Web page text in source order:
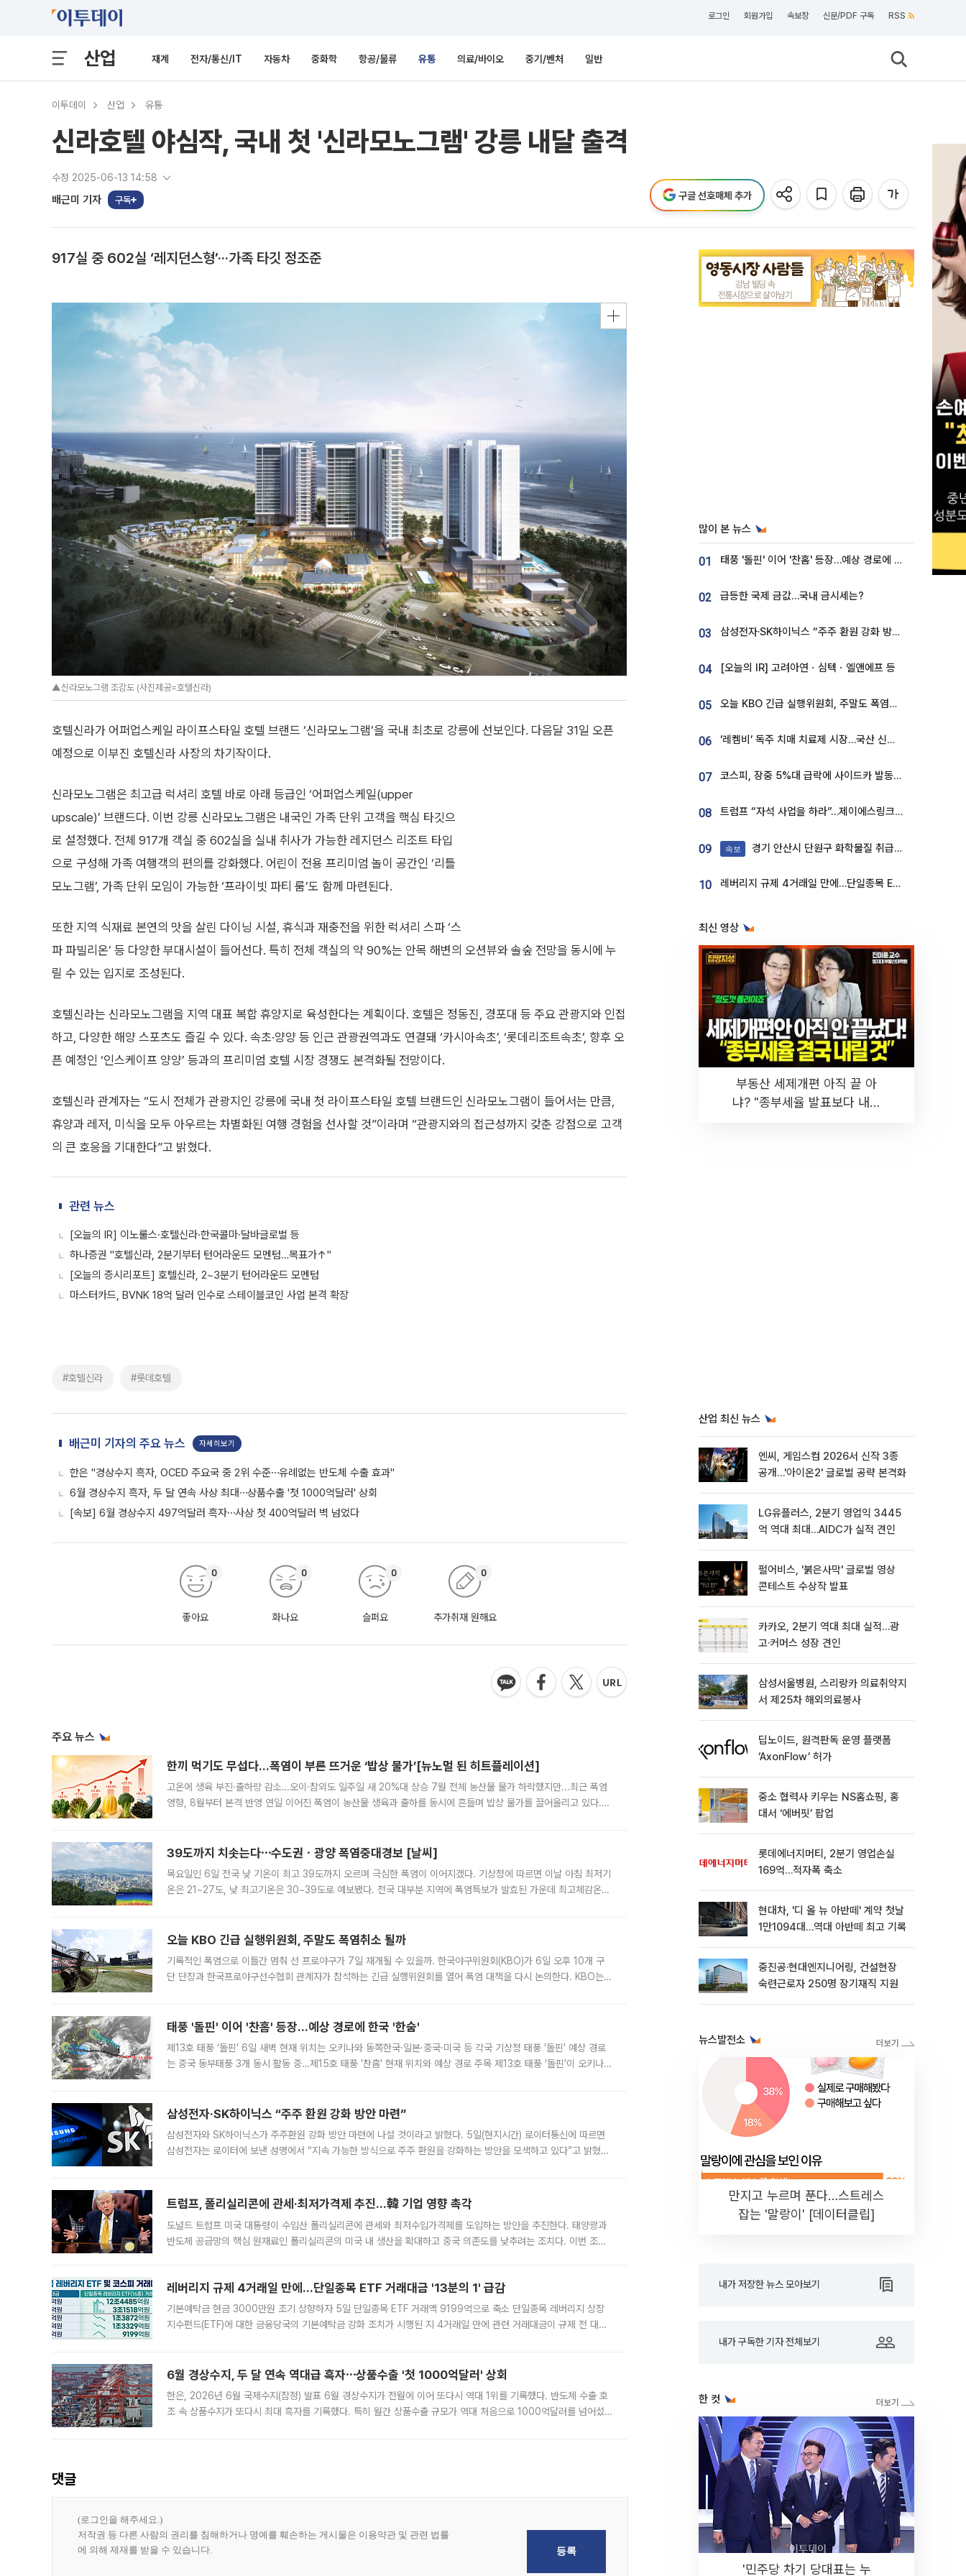
로그인 회원가입 속보창 신문/PDF 구독 RSS
산업 재계 전자/통신/IT 자동차 중화학 항공/물류 유통 의료/바이오 중기/벤처 일반
이투데이 산업 유통
신라호텔 야심작, 국내 첫 '신라모노그램' 강릉 내달 출격
수정 2025-06-13 14:58
배근미 기자 구독 구글 선호매체 추가
917실 중 602실 ‘레지던스형’···가족 타깃 정조준
▲신라모노그램 조감도 (사진제공=호텔신라)
호텔신라가 어퍼업스케일 라이프스타일 호텔 브랜드 ‘신라모노그램’을 국내 최초로 강릉에 선보인다. 다음달 31일 오픈
예정으로 이부진 호텔신라 사장의 차기작이다.
신라모노그램은 최고급 럭셔리 호텔 바로 아래 등급인 ‘어퍼업스케일(upper
upscale)’ 브랜드다. 이번 강릉 신라모노그램은 내국인 가족 단위 고객을 핵심 타깃으
로 설정했다. 전체 917개 객실 중 602실을 실내 취사가 가능한 레지던스 리조트 타입
으로 구성해 가족 여행객의 편의를 강화했다. 어린이 전용 프리미엄 놀이 공간인 ‘리틀
모노그램’, 가족 단위 모임이 가능한 ‘프라이빗 파티 룸’도 함께 마련된다.
또한 지역 식재료 본연의 맛을 살린 다이닝 시설, 휴식과 재충전을 위한 럭셔리 스파 ‘스
파 파빌리온’ 등 다양한 부대시설이 들어선다. 특히 전체 객실의 약 90%는 안목 해변의 오션뷰와 솔숲 전망을 동시에 누
릴 수 있는 입지로 조성된다.
호텔신라는 신라모노그램을 지역 대표 복합 휴양지로 육성한다는 계획이다. 호텔은 정동진, 경포대 등 주요 관광지와 인접
하고, 다양한 해양 스포츠도 즐길 수 있다. 속초·양양 등 인근 관광권역과도 연결돼 ‘카시아속초’, ‘롯데리조트속초’, 향후 오
픈 예정인 ‘인스케이프 양양’ 등과의 프리미엄 호텔 시장 경쟁도 본격화될 전망이다.
호텔신라 관계자는 “도시 전체가 관광지인 강릉에 국내 첫 라이프스타일 호텔 브랜드인 신라모노그램이 들어서는 만큼,
휴양과 레저, 미식을 모두 아우르는 차별화된 여행 경험을 선사할 것”이라며 “관광지와의 접근성까지 갖춘 강점으로 고객
의 큰 호응을 기대한다”고 밝혔다.
관련 뉴스
[오늘의 IR] 이노룰스·호텔신라·한국콜마·달바글로벌 등
하나증권 "호텔신라, 2분기부터 턴어라운드 모멘텀…목표가↑"
[오늘의 증시리포트] 호텔신라, 2~3분기 턴어라운드 모멘텀
마스터카드, BVNK 18억 달러 인수로 스테이블코인 사업 본격 확장
#호텔신라 #롯데호텔
배근미 기자의 주요 뉴스 자세히보기
한은 "경상수지 흑자, OCED 주요국 중 2위 수준⋯유례없는 반도체 수출 효과"
6월 경상수지 흑자, 두 달 연속 사상 최대⋯상품수출 '첫 1000억달러' 상회
[속보] 6월 경상수지 497억달러 흑자⋯사상 첫 400억달러 벽 넘었다
좋아요
0
화나요
0
슬퍼요
0
추가취재 원해요
0
주요 뉴스
한끼 먹기도 무섭다...폭염이 부른 뜨거운 ‘밥상 물가’[뉴노멀 된 히트플레이션]
고온에 생육 부진·출하량 감소…오이·참외도 일주일 새 20%대 상승 7월 전체 농산물 물가 하락했지만...최근 폭염
영향, 8월부터 본격 반영 연일 이어진 폭염이 농산물 생육과 출하를 동시에 흔들며 밥상 물가를 끌어올리고 있다.
39도까지 치솟는다⋯수도권ㆍ광양 폭염중대경보 [날씨]
목요일인 6일 전국 낮 기온이 최고 39도까지 오르며 극심한 폭염이 이어지겠다. 기상청에 따르면 이날 아침 최저기
온은 21~27도, 낮 최고기온은 30~39도로 예보됐다. 전국 대부분 지역에 폭염특보가 발효된 가운데 최고체감온도
오늘 KBO 긴급 실행위원회, 주말도 폭염취소 될까
기록적인 폭염으로 이틀간 멈춰 선 프로야구가 7일 재개될 수 있을까. 한국야구위원회(KBO)가 6일 오후 10개 구
단 단장과 한국프로야구선수협회 관계자가 참석하는 긴급 실행위원회를 열어 폭염 대책을 다시 논의한다. KBO는
태풍 '돌핀' 이어 '찬홈' 등장…예상 경로에 한국 '한숨'
제13호 태풍 ‘돌핀’ 6일 새벽 현재 위치는 오키나와 동쪽한국·일본·중국·미국 등 각국 기상청 태풍 '돌핀' 예상 경로
는 중국 동부태풍 3개 동시 활동 중…제15호 태풍 '찬홈' 현재 위치와 예상 경로 주목 제13호 태풍 ‘돌핀’이 오키나와
삼성전자·SK하이닉스 “주주 환원 강화 방안 마련”
삼성전자와 SK하이닉스가 주주환원 강화 방안 마련에 나설 것이라고 밝혔다. 5일(현지시간) 로이터통신에 따르면
삼성전자는 로이터에 보낸 성명에서 “지속 가능한 방식으로 주주 환원을 강화하는 방안을 모색하고 있다”고 밝혔다.
트럼프, 폴리실리콘에 관세·최저가격제 추진…韓 기업 영향 촉각
도널드 트럼프 미국 대통령이 수입산 폴리실리콘에 관세와 최저수입가격제를 도입하는 방안을 추진한다. 태양광과
반도체 공급망의 핵심 원재료인 폴리실리콘의 미국 내 생산을 확대하고 중국 의존도를 낮추려는 조치다. 이번 조처
레버리지 규제 4거래일 만에…단일종목 ETF 거래대금 '13분의 1' 급감
기본예탁금 현금 3000만원 조기 상향하자 5일 단일종목 ETF 거래액 9199억으로 축소 단일종목 레버리지 상장
지수펀드(ETF)에 대한 금융당국의 기본예탁금 강화 조치가 시행된 지 4거래일 만에 관련 거래대금이 규제 전 대비
6월 경상수지, 두 달 연속 역대급 흑자⋯상품수출 '첫 1000억달러' 상회
한은, 2026년 6월 국제수지(잠정) 발표 6월 경상수지가 전월에 이어 또다시 역대 1위를 기록했다. 반도체 수출 호
조 속 상품수지가 또다시 최대 흑자를 기록했다. 특히 월간 상품수출 규모가 역대 처음으로 1000억달러를 넘어섰
댓글
많이 본 뉴스
01 태풍 '돌핀' 이어 '찬홈' 등장…예상 경로에 한국 '한숨'
02 급등한 국제 금값…국내 금시세는?
03 삼성전자·SK하이닉스 “주주 환원 강화 방안 마련”
04 [오늘의 IR] 고려아연ㆍ심텍ㆍ엘앤에프 등
05 오늘 KBO 긴급 실행위원회, 주말도 폭염취소 될까
06 ‘레켐비’ 독주 치매 치료제 시장…국산 신약 등장하나
07 코스피, 장중 5%대 급락에 사이드카 발동…삼성·SK 동반 폭락
08 트럼프 “자석 사업을 하라”…제이에스링크, 비중국 영구자석 공급망 구축 속도
09 속보 경기 안산시 단원구 화학물질 취급 공장서 연기 발생
10 레버리지 규제 4거래일 만에…단일종목 ETF 거래대금 '13분의 1' 급감
최신 영상
부동산 세제개편 아직 끝 아
냐? "종부세율 발표보다 내릴
산업 최신 뉴스
엔씨, 게임스컴 2026서 신작 3종
공개…'아이온2' 글로벌 공략 본격화
LG유플러스, 2분기 영업익 3445
억 역대 최대…AIDC가 실적 견인
펄어비스, '붉은사막' 글로벌 영상
콘테스트 수상작 발표
카카오, 2분기 역대 최대 실적…광
고·커머스 성장 견인
삼성서울병원, 스리랑카 의료취약지
서 제25차 해외의료봉사
딥노이드, 원격판독 운영 플랫폼
‘AxonFlow’ 허가
중소 협력사 키우는 NS홈쇼핑, 홍
대서 ‘에버핏’ 팝업
롯데에너지머티, 2분기 영업손실
169억…적자폭 축소
현대차, '디 올 뉴 아반떼' 계약 첫날
1만1094대…역대 아반떼 최고 기록
중진공·현대엔지니어링, 건설현장
숙련근로자 250명 장기재직 지원
뉴스발전소
만지고 누르며 푼다…스트레스
잡는 '말랑이' [데이터클립]
내가 저장한 뉴스 모아보기
내가 구독한 기자 전체보기
한 컷
'민주당 차기 당대표는 누